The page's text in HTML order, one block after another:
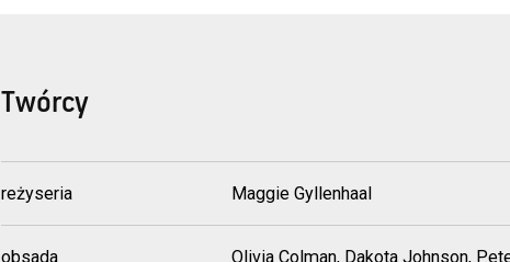
Twórcy
reżyseria Maggie Gyllenhaal
obsada Olivia Colman, Dakota Johnson,